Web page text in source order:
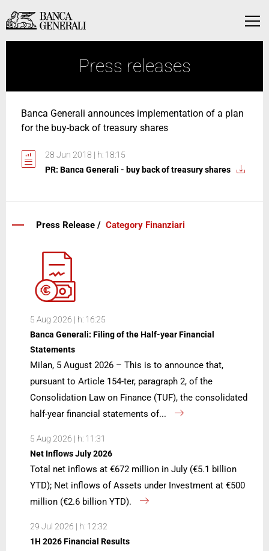
Skip to Main Content
Menu
Skip to Main Content
Press releases
Banca Generali announces implementation of a plan
for the buy-back of treasury shares
28 Jun 2018 | h: 18:15
PR: Banca Generali - buy back of treasury shares
Press Release / Category Finanziari
5 Aug 2026 | h: 16:25
Banca Generali: Filing of the Half-year Financial
Statements
Milan, 5 August 2026 – This is to announce that,
pursuant to Article 154-ter, paragraph 2, of the
Consolidation Law on Finance (TUF), the consolidated
half-year financial statements of...
5 Aug 2026 | h: 11:31
Net Inflows July 2026
Total net inflows at €672 million in July (€5.1 billion
YTD); Net inflows of Assets under Investment at €500
million (€2.6 billion YTD).
29 Jul 2026 | h: 12:32
1H 2026 Financial Results